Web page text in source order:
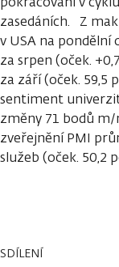
zasedáních. Z
v USA na
za srpen (oček.
za září (oček. 59,5
sentiment
změny 71 bodů
zveřejnění PMI
služeb (oček. 50,2
SDÍLENÍ